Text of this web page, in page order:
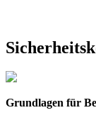
Grundlagen für